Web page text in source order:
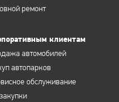
ремонт
клиентам
автомобилей
автопарков
обслуживание